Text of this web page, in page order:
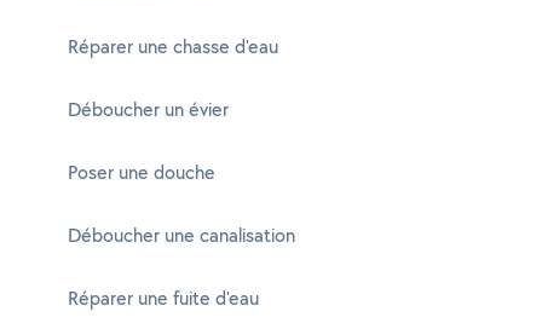
Réparer une chasse d'eau
Déboucher un évier
Poser une douche
Déboucher une canalisation
Réparer une fuite d'eau